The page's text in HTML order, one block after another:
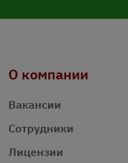
О компании
Вакансии
Сотрудники
Лицензии